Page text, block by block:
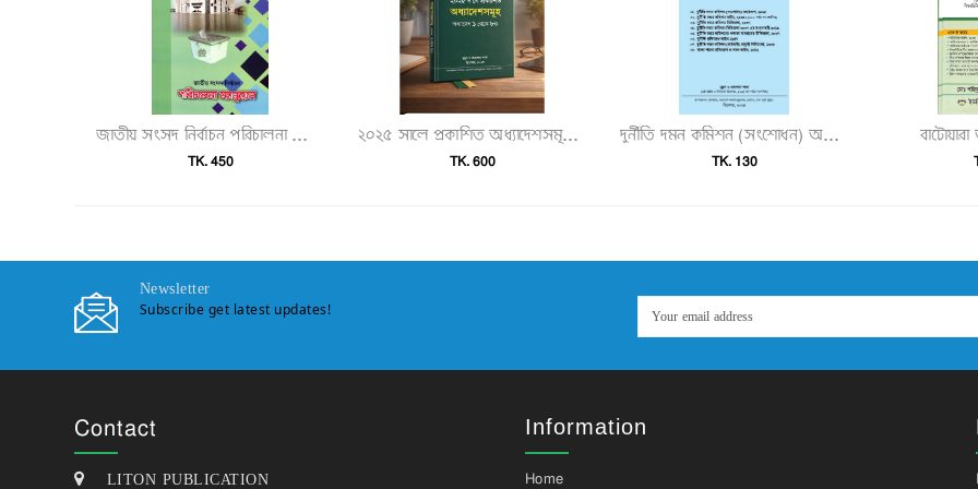
জাতীয় সংসদ নির্বাচন পরিচালনা ম্যানুয়েল"
TK. 450
২০২৫ সালে প্রকাশিত অধ্যাদেশসমূহ (অধ্যাদেশ ১–৮০)"
TK. 600
দুর্নীতি দমন কমিশন (সংশোধন) অধ্যাদেশ, ২০২৫ ও দুর্নীতি দমন কমিশন আইন, বিধিমালা ও সংশ্লিষ্ট আইনসমূহ"
TK. 130
Newsletter
Subscribe get latest updates!
Contact
LITON PUBLICATION
Information
Home